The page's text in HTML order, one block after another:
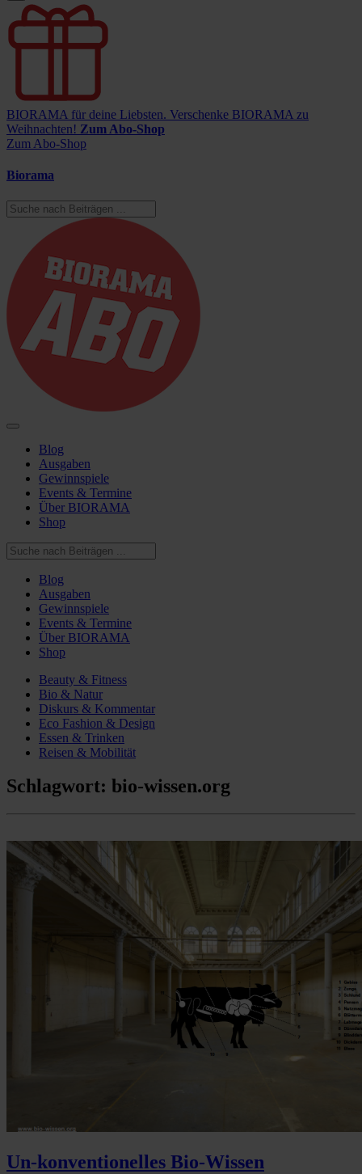
BIORAMA für deine Liebsten. Verschenke BIORAMA zu
Weihnachten! Zum Abo-Shop
Zum Abo-Shop
Biorama
Blog
Ausgaben
Gewinnspiele
Events & Termine
Über BIORAMA
Shop
Blog
Ausgaben
Gewinnspiele
Events & Termine
Über BIORAMA
Shop
Beauty & Fitness
Bio & Natur
Diskurs & Kommentar
Eco Fashion & Design
Essen & Trinken
Reisen & Mobilität
Schlagwort: bio-wissen.org
Un-konventionelles Bio-Wissen